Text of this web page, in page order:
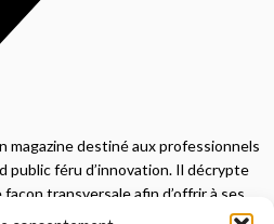
magazine destiné aux professionnels
public féru d’innovation. Il décrypte
transversale afin d’offrir à ses